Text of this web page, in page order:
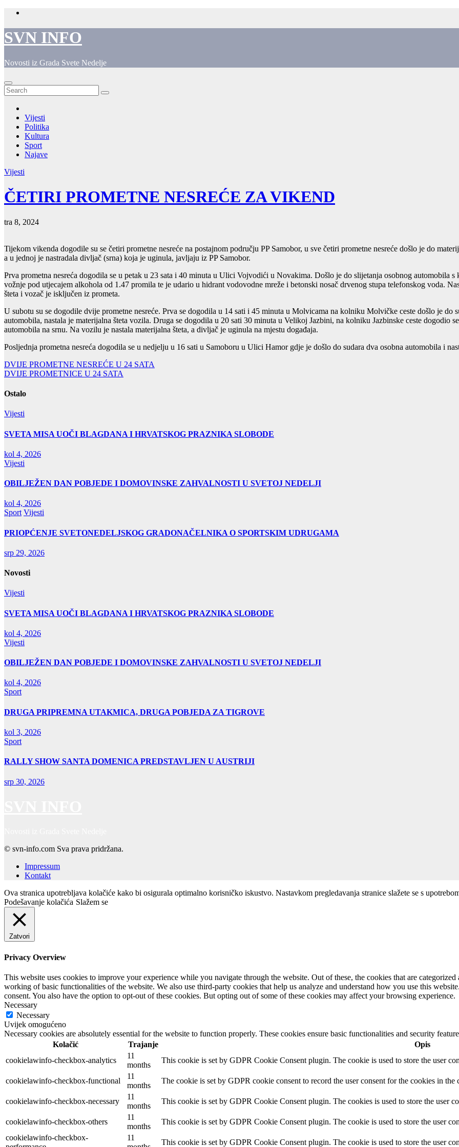
Skip
content
SVN INFO
Novosti iz Grada Svete Nedelje
Vijesti
Politika
Kultura
Sport
Najave
Vijesti
ČETIRI PROMETNE NESREĆE ZA VIKEND
tra 8, 2024
Tijekom vikenda dogodile su se četiri prometne nesreće na postajnom području PP Samobor, u sve četiri prometne nesreće došlo je do
a u jednoj je nastradala divljač (srna) koja je uginula, javljaju iz PP Samobor.
Prva prometna nesreća dogodila se u petak u 23 sata i 40 minuta u Ulici Vojvodići u Novakima. Došlo je do slijetanja osobnog automobila s
vožnje pod utjecajem alkohola od 1.47 promila te je udario u hidrant vodovodne mreže i betonski nosač drvenog stupa telefonskog voda.
šteta i vozač je isključen iz prometa.
U subotu su se dogodile dvije prometne nesreće. Prva se dogodila u 14 sati i 45 minuta u Molvicama na kolniku Molvičke ceste došlo je do
automobila, nastala je materijalna šteta vozila. Druga se dogodila u 20 sati 30 minuta u Velikoj Jazbini, na kolniku Jazbinske ceste dogodio
automobila na srnu. Na vozilu je nastala materijalna šteta, a divljač je uginula na mjestu događaja.
Posljednja prometna nesreća dogodila se u nedjelju u 16 sati u Samoboru u Ulici Hamor gdje je došlo do sudara dva osobna automobila i
Navigacija
objava
DVIJE PROMETNE NESREĆE U 24 SATA
DVIJE PROMETNICE U 24 SATA
Ostalo
Vijesti
SVETA MISA UOČI BLAGDANA I HRVATSKOG PRAZNIKA SLOBODE
kol 4, 2026
Vijesti
OBILJEŽEN DAN POBJEDE I DOMOVINSKE ZAHVALNOSTI U SVETOJ NEDELJI
kol 4, 2026
Sport Vijesti
PRIOPĆENJE SVETONEDELJSKOG GRADONAČELNIKA O SPORTSKIM UDRUGAMA
srp 29, 2026
Novosti
Vijesti
SVETA MISA UOČI BLAGDANA I HRVATSKOG PRAZNIKA SLOBODE
kol 4, 2026
Vijesti
OBILJEŽEN DAN POBJEDE I DOMOVINSKE ZAHVALNOSTI U SVETOJ NEDELJI
kol 4, 2026
Sport
DRUGA PRIPREMNA UTAKMICA, DRUGA POBJEDA ZA TIGROVE
kol 3, 2026
Sport
RALLY SHOW SANTA DOMENICA PREDSTAVLJEN U AUSTRIJI
srp 30, 2026
© svn-info.com Sva prava pridržana.
Impressum
Kontakt
Ova stranica upotrebljava kolačiće kako bi osigurala optimalno korisničko iskustvo. Nastavkom pregledavanja stranice slažete se s
Podešavanje kolačića Slažem se
Zatvori
Privacy Overview
This website uses cookies to improve your experience while you navigate through the website. Out of these, the cookies that are categorized
working of basic functionalities of the website. We also use third-party cookies that help us analyze and understand how you use this
consent. You also have the option to opt-out of these cookies. But opting out of some of these cookies may affect your browsing experience.
Necessary
Necessary
Uvijek omogućeno
Necessary cookies are absolutely essential for the website to function properly. These cookies ensure basic functionalities and security
Kolačić
Trajanje
Opis
cookielawinfo-checkbox-analytics
11
months
This cookie is set by GDPR Cookie Consent plugin. The cookie is used to store the user
cookielawinfo-checkbox-functional
11
months
The cookie is set by GDPR cookie consent to record the user consent for the cookies in
cookielawinfo-checkbox-necessary
11
months
This cookie is set by GDPR Cookie Consent plugin. The cookies is used to store the user
cookielawinfo-checkbox-others
11
months
This cookie is set by GDPR Cookie Consent plugin. The cookie is used to store the user
cookielawinfo-checkbox-
11
This cookie is set by GDPR Cookie Consent plugin. The cookie is used to store the user